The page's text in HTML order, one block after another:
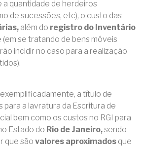
a quantidade de herdeiros
de sucessões, etc), o custo das
além do registro do Inventário
se tratando de bens móveis
incidir no caso para a realização
a título de
para a lavratura da Escritura de
bem como os custos no RGI para
Estado do Rio de Janeiro,sendo
que são valores aproximados que